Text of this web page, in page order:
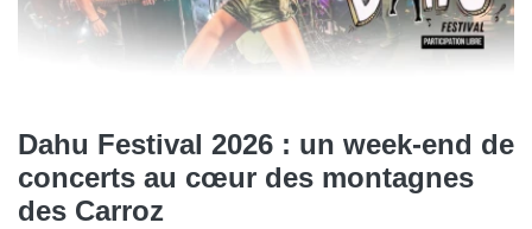
Dahu Festival 2026 : un week-end de
concerts au cœur des montagnes
des Carroz